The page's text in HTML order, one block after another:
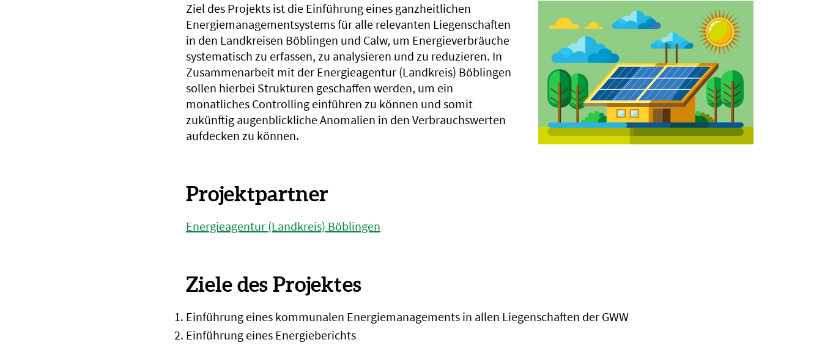
Ziel des Projekts ist die Einführung eines ganzheitlichen
Energiemanagementsystems für alle relevanten Liegenschaften
in den Landkreisen Böblingen und Calw, um Energieverbräuche
systematisch zu erfassen, zu analysieren und zu reduzieren. In
Zusammenarbeit mit der Energieagentur (Landkreis) Böblingen
sollen hierbei Strukturen geschaffen werden, um ein
monatliches Controlling einführen zu können und somit
zukünftig augenblickliche Anomalien in den Verbrauchswerten
aufdecken zu können.
Projektpartner
Energieagentur (Landkreis) Böblingen
Ziele des Projektes
Einführung eines kommunalen Energiemanagements in allen Liegenschaften der GWW
Einführung eines Energieberichts